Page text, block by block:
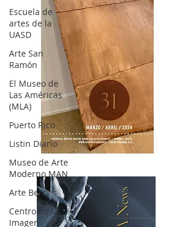
Escuela de
artes de la
UASD
Arte San
Ramón
El Museo de
Las Américas
(MLA)
Puerto Rico
Listin Diario
Museo de Arte
Moderno MAN
Arte Berry's
Centro de la
Imagen
OCA|News 31 / Marzo-Abril / 2024